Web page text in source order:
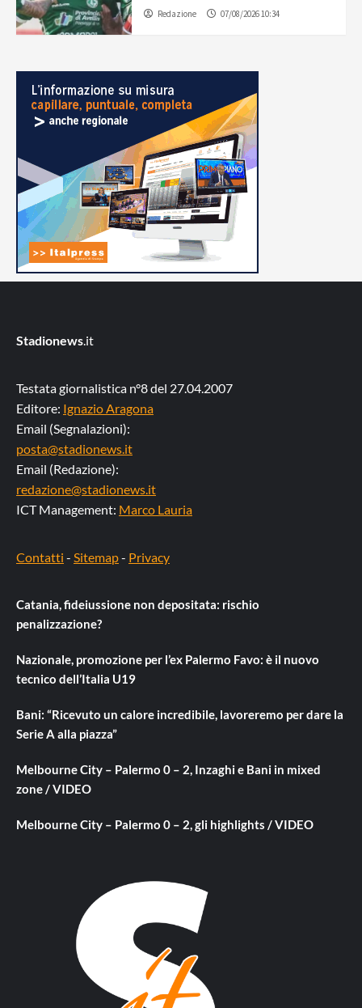
Redazione 07/08/2026 10:34
Stadionews.it
Testata giornalistica n°8 del 27.04.2007
Editore: Ignazio Aragona
Email (Segnalazioni):
posta@stadionews.it
Email (Redazione):
redazione@stadionews.it
ICT Management: Marco Lauria
Contatti - Sitemap- Privacy
Catania, fideiussione non depositata: rischio
penalizzazione?
Nazionale, promozione per l’ex Palermo Favo: è il nuovo
tecnico dell’Italia U19
Bani: “Ricevuto un calore incredibile, lavoreremo per dare la
Serie A alla piazza”
Melbourne City – Palermo 0 – 2, Inzaghi e Bani in mixed
zone / VIDEO
Melbourne City – Palermo 0 – 2, gli highlights / VIDEO